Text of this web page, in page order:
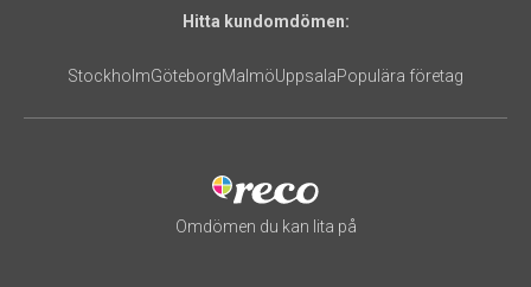
Hitta kundomdömen:
StockholmGöteborgMalmöUppsalaPopulära företag
Omdömen du kan lita på